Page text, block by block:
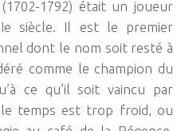
1792) était un joueur
siècle. Il est le premier
dont le nom soit resté à
comme le champion du
ce qu’il soit vaincu par
temps est trop froid, ou